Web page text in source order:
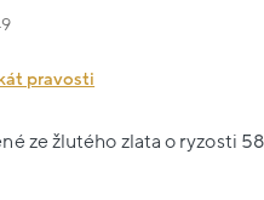
pravosti
ze žlutého zlata o ryzosti